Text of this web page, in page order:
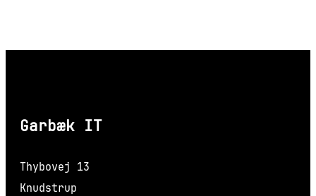
Garbæk IT
Thybovej 13
Knudstrup